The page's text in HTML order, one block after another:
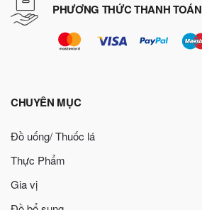
PHƯƠNG THỨC THANH TOÁN
CHUYÊN MỤC
Đồ uống/ Thuốc lá
Thực Phẩm
Gia vị